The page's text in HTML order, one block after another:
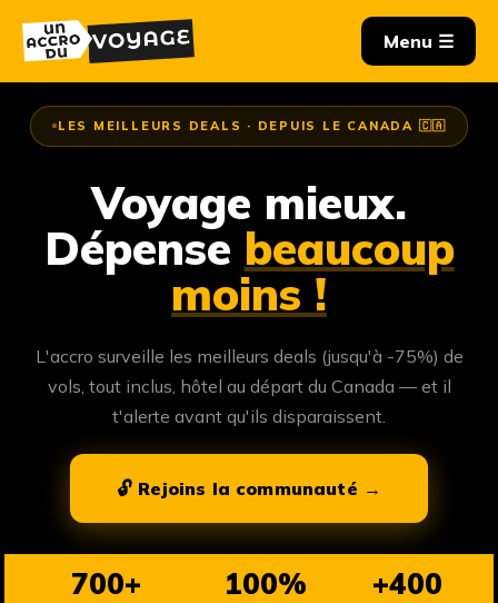
LES MEILLEURS DEALS · DEPUIS LE CANADA 🇨🇦
Voyage mieux.
Dépense beaucoup
moins !
L'accro surveille les meilleurs deals (jusqu'à -75%) de
vols, tout inclus, hôtel au départ du Canada — et il
t'alerte avant qu'ils disparaissent.
🔓 Rejoins la communauté →
700+ 100% +400